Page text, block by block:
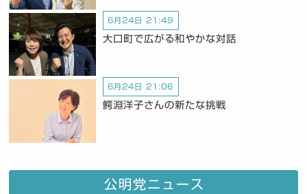
6月24日 21:49
大口町で広がる和やかな対話
6月24日 21:06
鰐淵洋子さんの新たな挑戦
公明党ニュース